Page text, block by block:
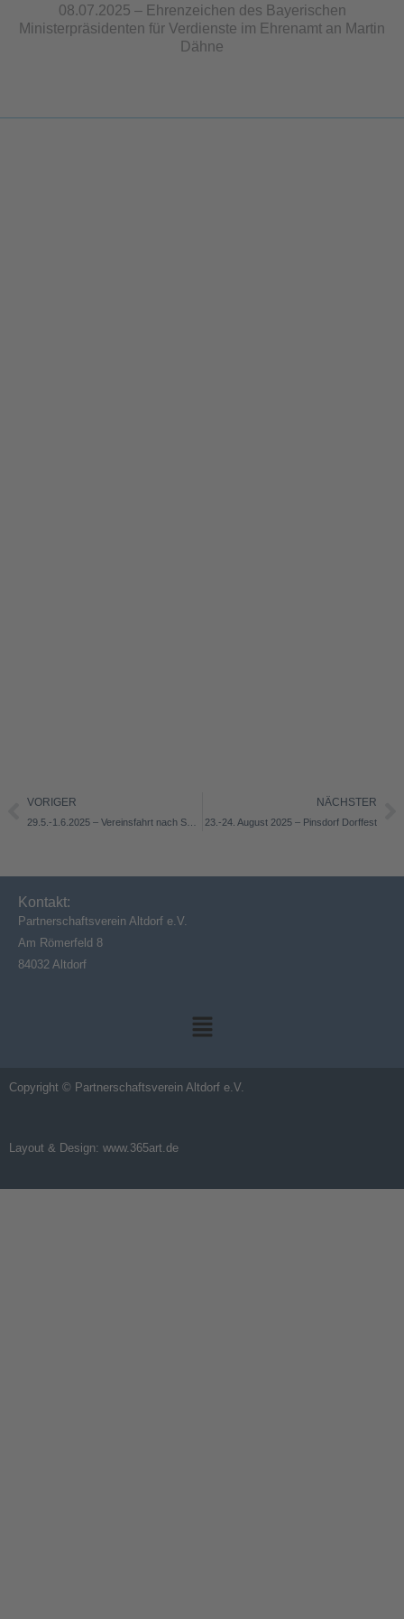
08.07.2025 – Ehrenzeichen des Bayerischen
Ministerpräsidenten für Verdienste im Ehrenamt an Martin
Dähne
Zurück
VORIGER NÄCHSTER
23.-24. August 2025 – Pinsdorf Dorffest
Kontakt:
Partnerschaftsverein Altdorf e.V.
Am Römerfeld 8
84032 Altdorf
Main
Copyright © Partnerschaftsverein Altdorf e.V.
Layout & Design: www.365art.de